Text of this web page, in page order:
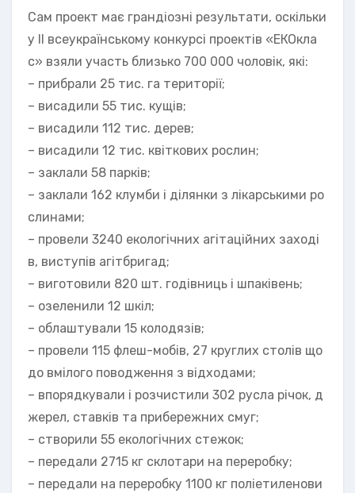
Сам проект має грандіозні результати, оскільки
у II всеукраїнському конкурсі проектів «ЕКОкла
с» взяли участь близько 700 000 чоловік, які:
– прибрали 25 тис. га території;
– висадили 55 тис. кущів;
– висадили 112 тис. дерев;
– висадили 12 тис. квіткових рослин;
– заклали 58 парків;
– заклали 162 клумби і ділянки з лікарськими ро
слинами;
– провели 3240 екологічних агітаційних заході
в, виступів агітбригад;
– виготовили 820 шт. годівниць і шпаківень;
– озеленили 12 шкіл;
– облаштували 15 колодязів;
– провели 115 флеш-мобів, 27 круглих столів що
до вмілого поводження з відходами;
– впорядкували і розчистили 302 русла річок, д
жерел, ставків та прибережних смуг;
– створили 55 екологічних стежок;
– передали 2715 кг склотари на переробку;
– передали на переробку 1100 кг поліетиленови